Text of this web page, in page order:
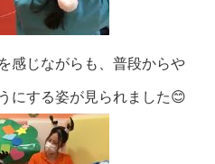
感じながらも、普段からや
にする姿が見られました😊